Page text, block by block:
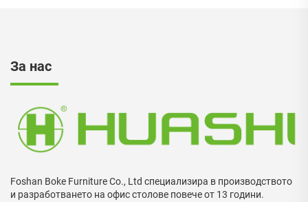
За нас
Foshan Boke Furniture Co., Ltd специализира в производството
и разработването на офис столове повече от 13 години.